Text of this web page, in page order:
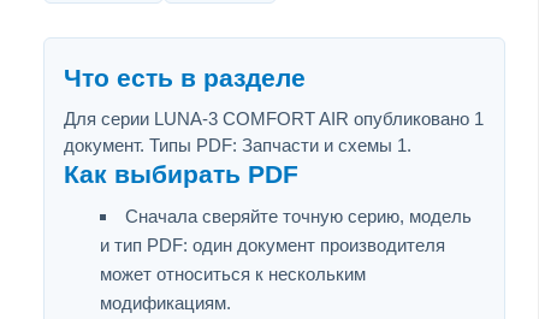
Что есть в разделе
Для серии LUNA-3 COMFORT AIR опубликовано 1
документ. Типы PDF: Запчасти и схемы 1.
Как выбирать PDF
Сначала сверяйте точную серию, модель
и тип PDF: один документ производителя
может относиться к нескольким
модификациям.